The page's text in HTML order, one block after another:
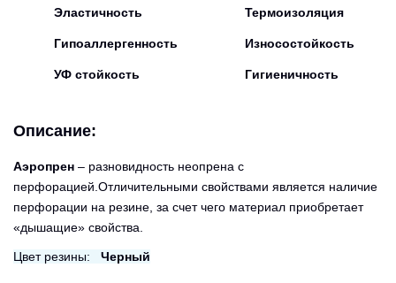
Эластичность
Гипоаллергенность
УФ стойкость
Термоизоляция
Износостойкость
Гигиеничность
Описание:
Аэропрен – разновидность неопрена с
перфорацией.Отличительными свойствами является наличие
перфорации на резине, за счет чего материал приобретает
«дышащие» свойства.
Цвет резины: Черный